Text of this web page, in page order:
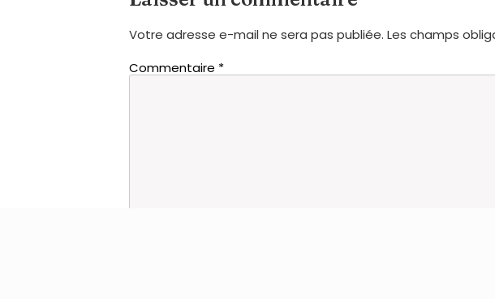
Votre adresse e-mail ne sera pas publiée. Les champs
Commentaire *